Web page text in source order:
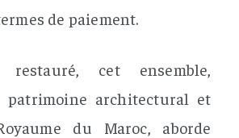
de paiement.
restauré, cet ensemble,
patrimoine architectural et
du Maroc, aborde